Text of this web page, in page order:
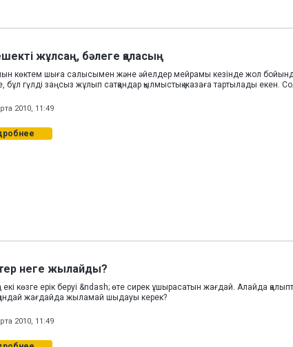
жұлсаң, бәлеге қаласың
көктем шыға салысымен және әйелдер мейрамы кезінде жол бойында
бұл гүлді заңсыз жұлып сатқандар қылмыстық жазаға тартылады екен.
2010, 11:49
неге жылайды?
екі көзге ерік беруі &ndash; өте сирек ұшырасатын жағдай. Алайда
жағдайда жыламай шыдауы керек?
2010, 11:49